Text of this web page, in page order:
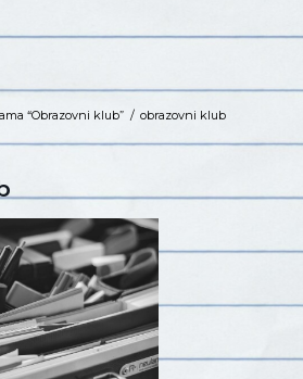
“Obrazovni klub” / obrazovni klub